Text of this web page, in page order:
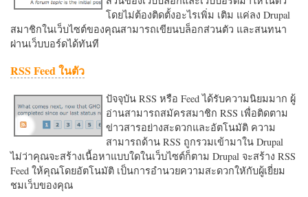
โดยไม่ต้องติดตั้งอะไรเพิ่ม เติม แค่ลง Drupal
สมาชิกในเว็บไซต์ของคุณสามารถเขียนบล็อกส่วนตัว และสนทนา
ผ่านเว็บบอร์ดได้ทันที
RSS Feed ในตัว
ปัจจุบัน RSS หรือ Feed ได้รับความนิยมมาก ผู้
อ่านสามารถสมัครสมาชิก RSS เพื่อติดตาม
ข่าวสารอย่างสะดวกและอัตโนมัติ ความ
สามารถด้าน RSS ถูกรวมเข้ามาใน Drupal
ไม่ว่าคุณจะสร้างเนื้อหาแบบใดในเว็บไซต์ก็ตาม Drupal จะสร้าง RSS
Feed ให้คุณโดยอัตโนมัติ เป็นการอำนวยความสะดวกใหักับผู้เยี่ยม
ชมเว็บของคุณ